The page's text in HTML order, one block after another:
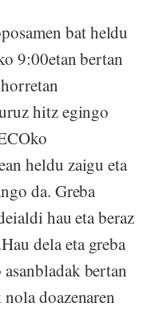
bat heldu
9:00etan bertan
hitz egingo
heldu zaigu eta
da. Greba
hau eta beraz
dela eta greba
bertan
doazenaren